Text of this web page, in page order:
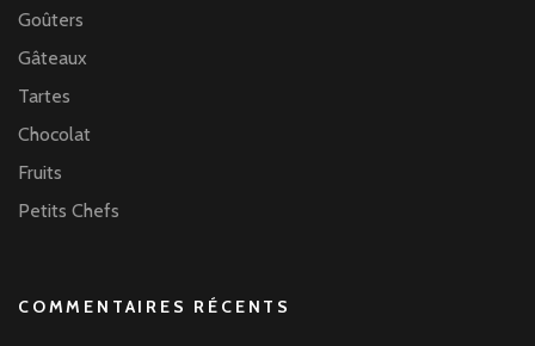
Goûters
Gâteaux
Tartes
Chocolat
Fruits
Petits Chefs
COMMENTAIRES RÉCENTS